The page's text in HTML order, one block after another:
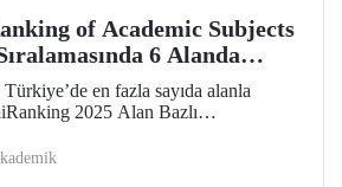
of Academic Subjects
6 Alanda
en fazla sayıda alanla
2025 Alan Bazlı
Üniversitemiz dünyada